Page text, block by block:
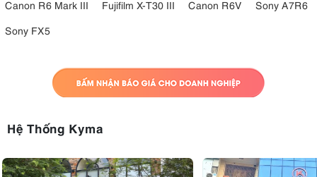
Canon R6 Mark III
Fujifilm X-T30 III Canon R6V
Sony A7R6
Sony FX5
Hệ Thống Kyma